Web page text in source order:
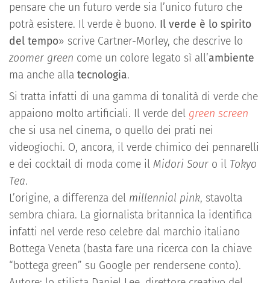
pensare che un futuro verde sia l’unico futuro che
potrà esistere. Il verde è buono. Il verde è lo spirito
del tempo» scrive Cartner-Morley, che descrive lo
zoomer green come un colore legato sì all’ambiente
ma anche alla tecnologia.
Si tratta infatti di una gamma di tonalità di verde che
appaiono molto artificiali. Il verde del green screen
che si usa nel cinema, o quello dei prati nei
videogiochi. O, ancora, il verde chimico dei pennarelli
e dei cocktail di moda come il Midori Sour o il Tokyo
Tea.
L’origine, a differenza del millennial pink, stavolta
sembra chiara. La giornalista britannica la identifica
infatti nel verde reso celebre dal marchio italiano
Bottega Veneta (basta fare una ricerca con la chiave
“bottega green” su Google per rendersene conto).